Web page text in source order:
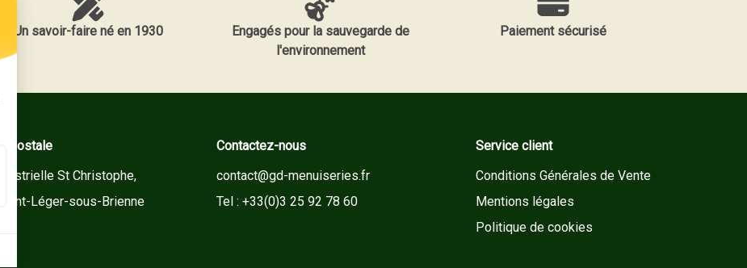
Un savoir-faire né en 1930
Engagés pour la sauvegarde de
l'environnement
Paiement sécurisé
postale
St Christophe,
Saint-Léger-sous-Brienne
Contactez-nous
contact@gd-menuiseries.fr
Tel : +33(0)3 25 92 78 60
Service client
Conditions Générales de Vente
Mentions légales
Politique de cookies